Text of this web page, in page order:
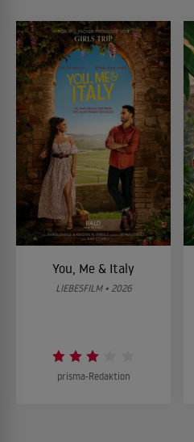
You, Me & Italy
LIEBESFILM • 2026
prisma-Redaktion